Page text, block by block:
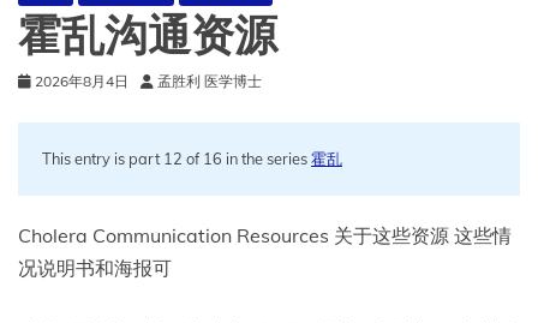
霍乱沟通资源
2026年8月4日 孟胜利 医学博士
This entry is part 12 of 16 in the series霍乱
Cholera Communication Resources 关于这些资源 这些情
况说明书和海报可